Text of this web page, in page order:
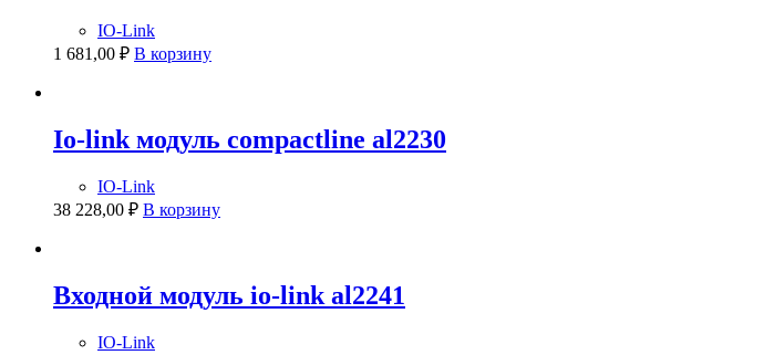
IO-Link
1 681,00 ₽ В корзину
Io-link модуль compactline al2230
IO-Link
38 228,00 ₽ В корзину
Входной модуль io-link al2241
IO-Link